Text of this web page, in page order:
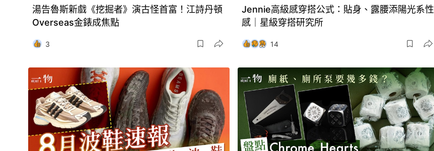
湯告魯斯新戲《挖掘者》演古怪首富！江詩丹頓
Overseas金錶成焦點
3
Jennie高級感穿搭公式：貼身、露腰添陽光系性
感｜星級穿搭研究所
14